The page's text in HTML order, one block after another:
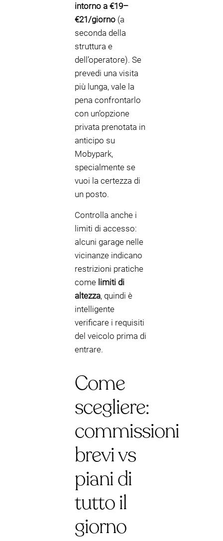
intorno a €19–
€21/giorno (a
seconda della
struttura e
dell’operatore). Se
prevedi una visita
più lunga, vale la
pena confrontarlo
con un’opzione
privata prenotata in
anticipo su
Mobypark,
specialmente se
vuoi la certezza di
un posto.
Controlla anche i
limiti di accesso:
alcuni garage nelle
vicinanze indicano
restrizioni pratiche
come limiti di
altezza, quindi è
intelligente
verificare i requisiti
del veicolo prima di
entrare.
Come
scegliere:
commissioni
brevi vs
piani di
tutto il
giorno